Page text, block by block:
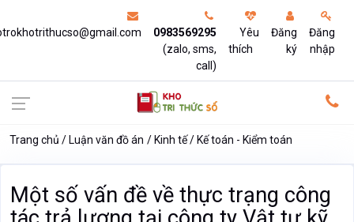
0983569295
(zalo, sms,
call)
Yêu
thích
Đăng
ký
Đăng
nhập
Trang chủ Luận văn đồ án Kinh tế Kế toán - Kiểm toán
Một số vấn đề về thực trạng công